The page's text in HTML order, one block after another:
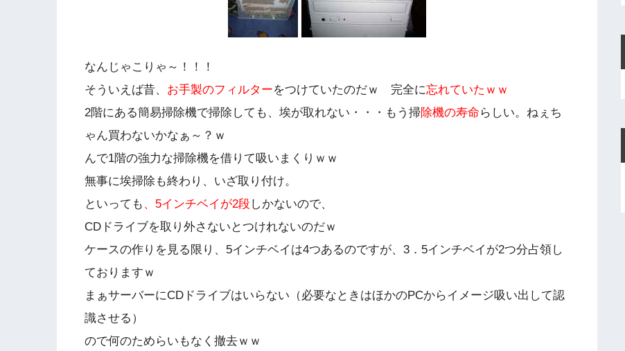
なんじゃこりゃ～！！！
そういえば昔、 お手製のフィルターをつけていたのだｗ 完全に忘れていたｗｗ
2階にある簡易掃除機で掃除しても、埃が取れない・・・もう掃除機の寿命 らしい。ねぇち
ゃん買わないかなぁ～？ｗ
んで1階の強力な掃除機を借りて吸いまくりｗｗ
無事に埃掃除も終わり、いざ取り付け。
といっても 、5インチベイが2段しかないので、
CDドライブを取り外さないとつけれないのだｗ
ケースの作りを見る限り、5インチベイは4つあるのですが、3．5インチベイが2つ分占領し
ておりますｗ
まぁサーバーにCDドライブはいらない（必要なときはほかのPCからイメージ吸い出して認
識させる）
ので何のためらいもなく撤去ｗｗ